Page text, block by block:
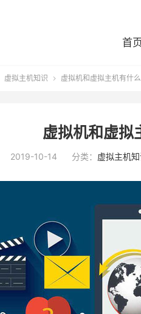
首
虚拟主机知识  虚拟机和虚拟主机有什
虚拟机和虚拟
2019-10-14 分类： 虚拟主机